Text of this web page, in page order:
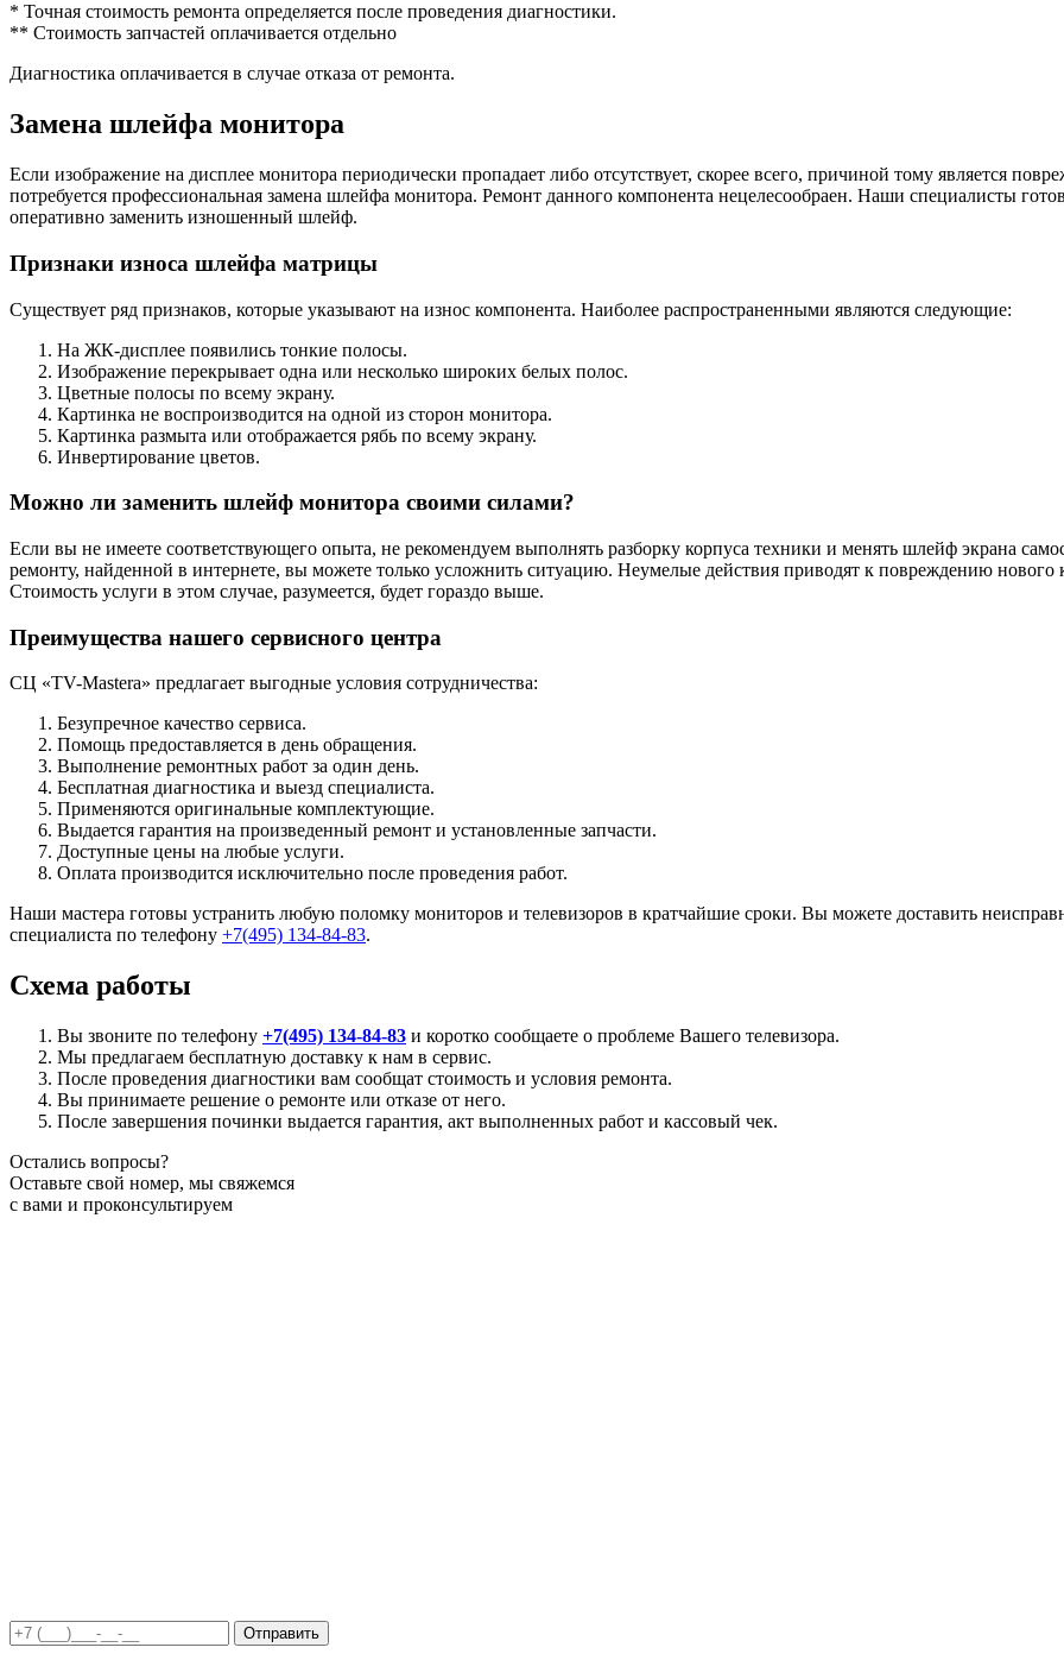
* Точная стоимость ремонта определяется после проведения диагностики.
** Стоимость запчастей оплачивается отдельно
Диагностика оплачивается в случае отказа от ремонта.
Замена шлейфа монитора
Если изображение на дисплее монитора периодически пропадает либо отсутствует, скорее всего, причиной тому является
потребуется профессиональная замена шлейфа монитора. Ремонт данного компонента нецелесообраен. Наши специалисты
оперативно заменить изношенный шлейф.
Признаки износа шлейфа матрицы
Существует ряд признаков, которые указывают на износ компонента. Наиболее распространенными являются следующие:
На ЖК-дисплее появились тонкие полосы.
Изображение перекрывает одна или несколько широких белых полос.
Цветные полосы по всему экрану.
Картинка не воспроизводится на одной из сторон монитора.
Картинка размыта или отображается рябь по всему экрану.
Инвертирование цветов.
Можно ли заменить шлейф монитора своими силами?
Если вы не имеете соответствующего опыта, не рекомендуем выполнять разборку корпуса техники и менять шлейф экрана
ремонту, найденной в интернете, вы можете только усложнить ситуацию. Неумелые действия приводят к повреждению нового
Стоимость услуги в этом случае, разумеется, будет гораздо выше.
Преимущества нашего сервисного центра
СЦ «TV-Mastera» предлагает выгодные условия сотрудничества:
Безупречное качество сервиса.
Помощь предоставляется в день обращения.
Выполнение ремонтных работ за один день.
Бесплатная диагностика и выезд специалиста.
Применяются оригинальные комплектующие.
Выдается гарантия на произведенный ремонт и установленные запчасти.
Доступные цены на любые услуги.
Оплата производится исключительно после проведения работ.
Наши мастера готовы устранить любую поломку мониторов и телевизоров в кратчайшие сроки. Вы можете доставить
специалиста по телефону +7(495) 134-84-83.
Схема работы
Вы звоните по телефону +7(495) 134-84-83 и коротко сообщаете о проблеме Вашего телевизора.
Мы предлагаем бесплатную доставку к нам в сервис.
После проведения диагностики вам сообщат стоимость и условия ремонта.
Вы принимаете решение о ремонте или отказе от него.
После завершения починки выдается гарантия, акт выполненных работ и кассовый чек.
Остались вопросы?
Оставьте свой номер, мы свяжемся
с вами и проконсультируем
Отправить